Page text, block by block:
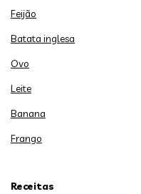
Feijão
Batata inglesa
Ovo
Leite
Banana
Frango
Receitas